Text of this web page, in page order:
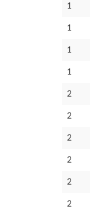
1
1
1
1
2
2
2
2
2
2